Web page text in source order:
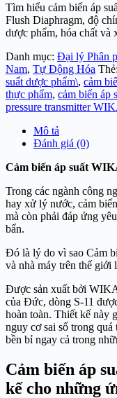
Tìm hiểu cảm biến áp
Flush Diaphragm, độ
dược phẩm, hóa chất và
Danh mục: Đại lý Phân
Nam, Tự Động Hóa Thẻ:
suất dược phẩm\, cảm
thực phẩm, cảm biến áp
pressure transmitter
Mô tả
Đánh giá (0)
Cảm biến áp suất
Trong các ngành công
hay xử lý nước, cảm
mà còn phải đáp ứng
bẩn.
Đó là lý do vì sao Cảm
và nhà máy trên thế giới
Được sản xuất bởi
của Đức, dòng S-11
hoàn toàn. Thiết kế này
nguy cơ sai số trong
bền bỉ ngay cả trong
Cảm biến áp
kế cho những